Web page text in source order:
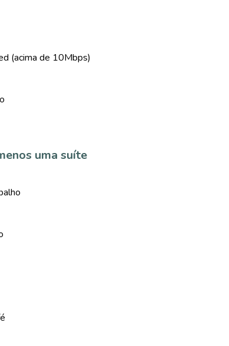
(acima de 10Mbps)
uma suíte